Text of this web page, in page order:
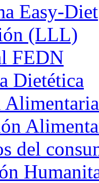
Easy-Diet
(LLL)
FEDN
Dietética
Alimentaria
del